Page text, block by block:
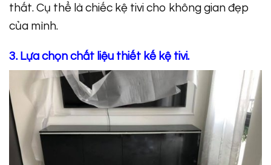
thất. Cụ thể là chiếc kệ tivi cho không gian đẹp
của mình.
3. Lựa chọn chất liệu thiết kế kệ tivi.